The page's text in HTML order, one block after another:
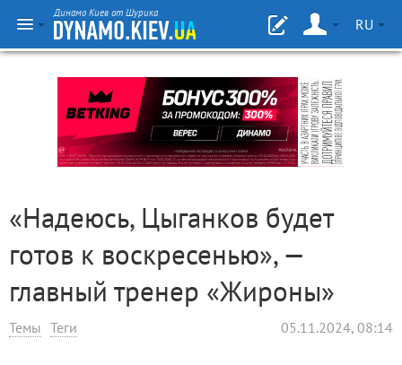
Динамо Киев от Шурика
RU
«Надеюсь, Цыганков будет
готов к воскресенью», —
главный тренер «Жироны»
Темы Теги 05.11.2024, 08:14